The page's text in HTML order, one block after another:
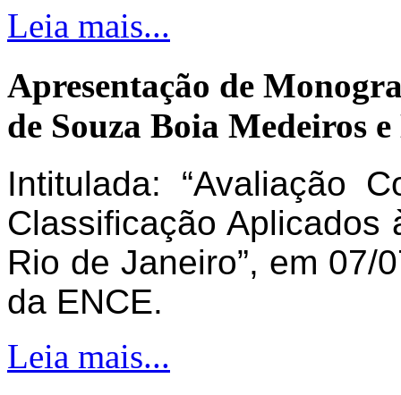
Leia mais...
Apresentação de
de Souza Boia Medeiros
Intitulada: “Avaliação
Classificação Aplicados
Rio de Janeiro”, em
da ENCE.
Leia mais...